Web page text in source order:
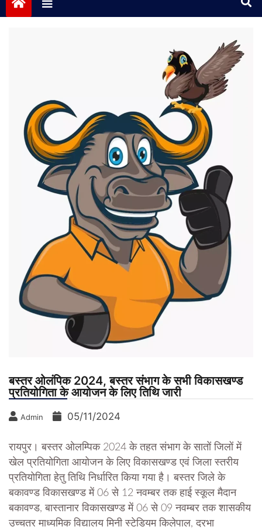
बस्तर ओलंपिक 2024, बस्तर संभाग के सभी विकासखण्ड
प्रतियोगिता के आयोजन के लिए तिथि जारी
Admin 05/11/2024
रायपुर। बस्तर ओलम्पिक 2024 के तहत संभाग के सातों जिलों में
खेल प्रतियोगिता आयोजन के लिए विकासखण्ड एवं जिला स्तरीय
प्रतियोगिता हेतु तिथि निर्धारित किया गया है। बस्तर जिले के
बकावण्ड विकासखण्ड में 06 से 12 नवम्बर तक हाई स्कूल मैदान
बकावण्ड, बास्तानार विकासखण्ड में 06 से 09 नवम्बर तक शासकीय
उच्चतर माध्यमिक विद्यालय मिनी स्टेडियम किलेपाल, दरभा